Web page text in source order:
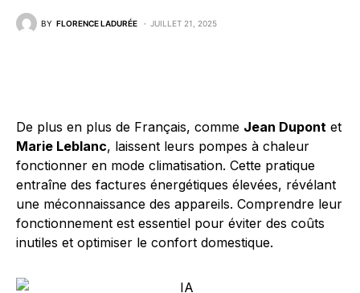
BY FLORENCE LADURÉE JUILLET 21, 2025
De plus en plus de Français, comme Jean Dupont et
Marie Leblanc, laissent leurs pompes à chaleur
fonctionner en mode climatisation. Cette pratique
entraîne des factures énergétiques élevées, révélant
une méconnaissance des appareils. Comprendre leur
fonctionnement est essentiel pour éviter des coûts
inutiles et optimiser le confort domestique.